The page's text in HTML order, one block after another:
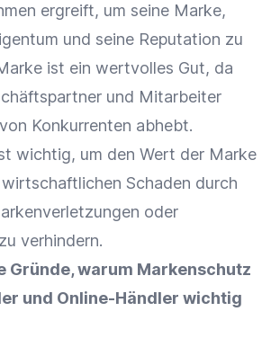
ergreift, um seine Marke,
und seine Reputation zu
ist ein wertvolles Gut, da
und Mitarbeiter
Konkurrenten abhebt.
wichtig, um den Wert der Marke
Schaden durch
oder
verhindern.
Gründe, warum Markenschutz
und Online-Händler wichtig